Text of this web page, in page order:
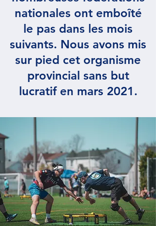
nationales ont emboîté
le pas dans les mois
suivants. Nous avons mis
sur pied cet organisme
provincial sans but
lucratif en mars 2021.